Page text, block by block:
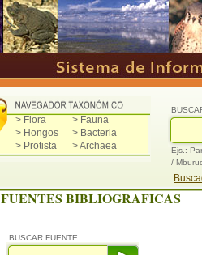
> Flora
> Fauna
> Hongos
> Bacteria
> Protista
> Archaea
Ejs.:
/
FUENTES BIBLIOGRAFICAS
BUSCAR FUENTE